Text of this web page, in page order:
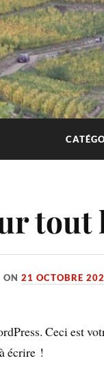
tout
ON21 OCTOBRE
Ceci est
écrire !